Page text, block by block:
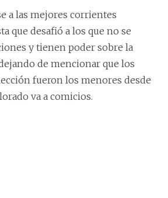
a las mejores corrientes
que desafió a los que no se
y tienen poder sobre la
de mencionar que los
fueron los menores desde
va a comicios.